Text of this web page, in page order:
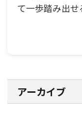
て一歩踏み出
アーカイブ